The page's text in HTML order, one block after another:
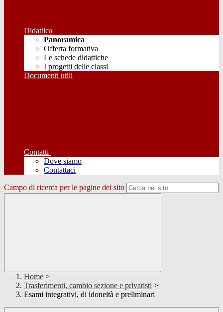
Didattica
Panoramica
Offerta formativa
Le schede didattiche
I progetti delle classi
Documenti utili
Contatti
Dove siamo
Contattaci
Campo di ricerca per le pagine del sito
Home >
Trasferimenti, cambio sezione e privatisti >
Esami integrativi, di idoneità e preliminari